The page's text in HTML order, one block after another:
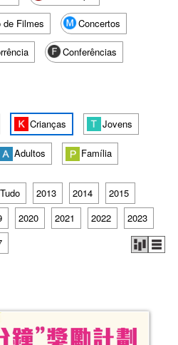
de Filmes Concertos
Conferências
Crianças Jovens
Adultos Família
2013 2014
2015
2020 2021 2022
2023